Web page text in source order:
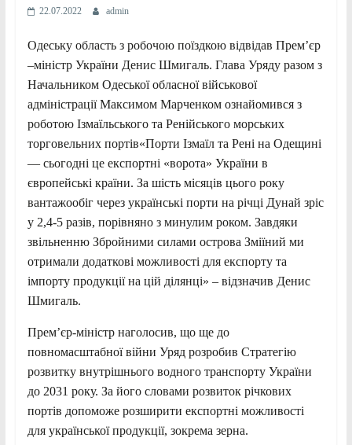
22.07.2022 admin
Одеську область з робочою поїздкою відвідав Прем’єр
–міністр України Денис Шмигаль. Глава Уряду разом з
Начальником Одеської обласної військової
адміністрації Максимом Марченком ознайомився з
роботою Ізмаїльського та Ренійського морських
торговельних портів«Порти Ізмаїл та Рені на Одещині
— сьогодні це експортні «ворота» України в
європейські країни. За шість місяців цього року
вантажообіг через українські порти на річці Дунай зріс
у 2,4-5 разів, порівняно з минулим роком. Завдяки
звільненню Збройними силами острова Зміїний ми
отримали додаткові можливості для експорту та
імпорту продукції на цій ділянці» – відзначив Денис
Шмигаль.
Прем’єр-міністр наголосив, що ще до
повномасштабної війни Уряд розробив Стратегію
розвитку внутрішнього водного транспорту України
до 2031 року. За його словами розвиток річкових
портів допоможе розширити експортні можливості
для української продукції, зокрема зерна.